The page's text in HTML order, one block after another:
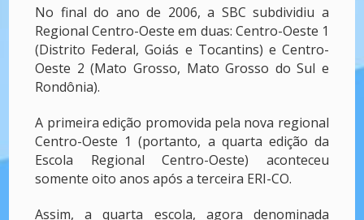
No final do ano de 2006, a SBC subdividiu a
Regional Centro-Oeste em duas: Centro-Oeste 1
(Distrito Federal, Goiás e Tocantins) e Centro-
Oeste 2 (Mato Grosso, Mato Grosso do Sul e
Rondônia).
A primeira edição promovida pela nova regional
Centro-Oeste 1 (portanto, a quarta edição da
Escola Regional Centro-Oeste) aconteceu
somente oito anos após a terceira ERI-CO.
Assim, a quarta escola, agora denominada